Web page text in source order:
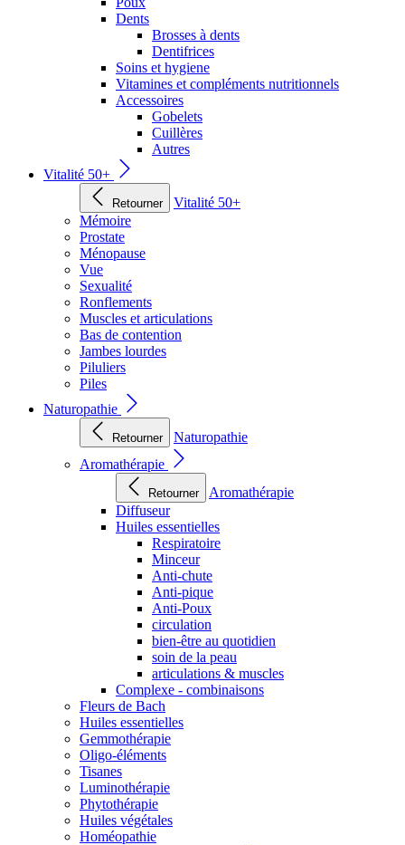
Dents
Brosses à dents
Dentifrices
Soins et hygiene
Vitamines et compléments nutritionnels
Accessoires
Gobelets
Cuillères
Autres
Vitalité 50+
Retourner
Vitalité 50+
Mémoire
Prostate
Ménopause
Vue
Sexualité
Ronflements
Muscles et articulations
Bas de contention
Jambes lourdes
Piluliers
Piles
Naturopathie
Retourner
Naturopathie
Aromathérapie
Retourner
Aromathérapie
Diffuseur
Huiles essentielles
Respiratoire
Minceur
Anti-chute
Anti-pique
Anti-Poux
circulation
bien-être au quotidien
soin de la peau
articulations & muscles
Complexe - combinaisons
Fleurs de Bach
Huiles essentielles
Gemmothérapie
Oligo-éléments
Tisanes
Luminothérapie
Phytothérapie
Huiles végétales
Homéopathie